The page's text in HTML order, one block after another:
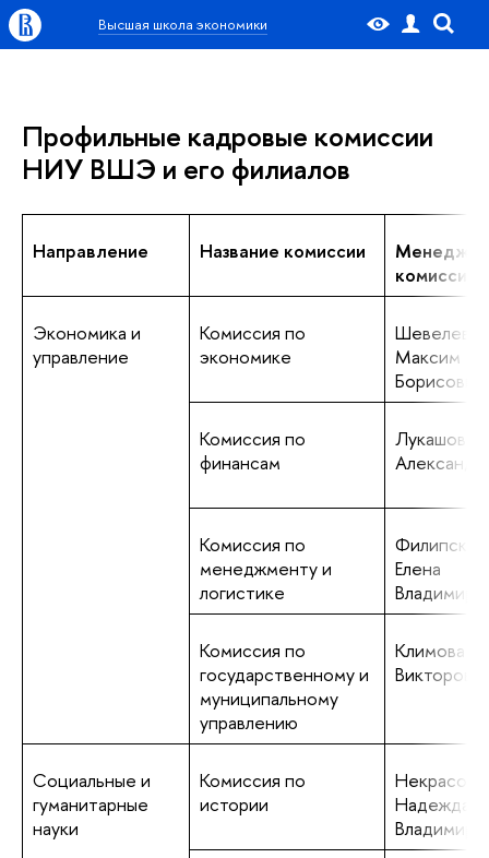
Высшая школа экономики
Профильные кадровые комиссии
НИУ ВШЭ и его филиалов
Направление Название комиссии
комиссии
Экономика и
управление
Комиссия по
экономике
Шевелев
Максим
Борисович
Комиссия по
финансам
Лукашова
Комиссия по
менеджменту и
логистике
Филипская
Елена
Комиссия по
государственному и
муниципальному
управлению
Климова
Социальные и
гуманитарные
науки
Комиссия по
истории
Некрасова
Надежда